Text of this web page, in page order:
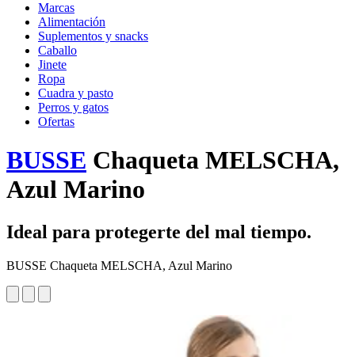
Marcas
Alimentación
Suplementos y snacks
Caballo
Jinete
Ropa
Cuadra y pasto
Perros y gatos
Ofertas
BUSSE Chaqueta MELSCHA,
Azul Marino
Ideal para protegerte del mal tiempo.
BUSSE Chaqueta MELSCHA, Azul Marino